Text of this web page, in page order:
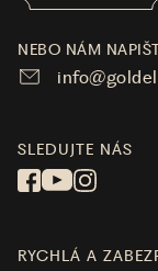
NEBO NÁM
SLEDUJTE NÁS
RYCHLÁ A